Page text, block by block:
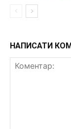
НАПИСАТИ